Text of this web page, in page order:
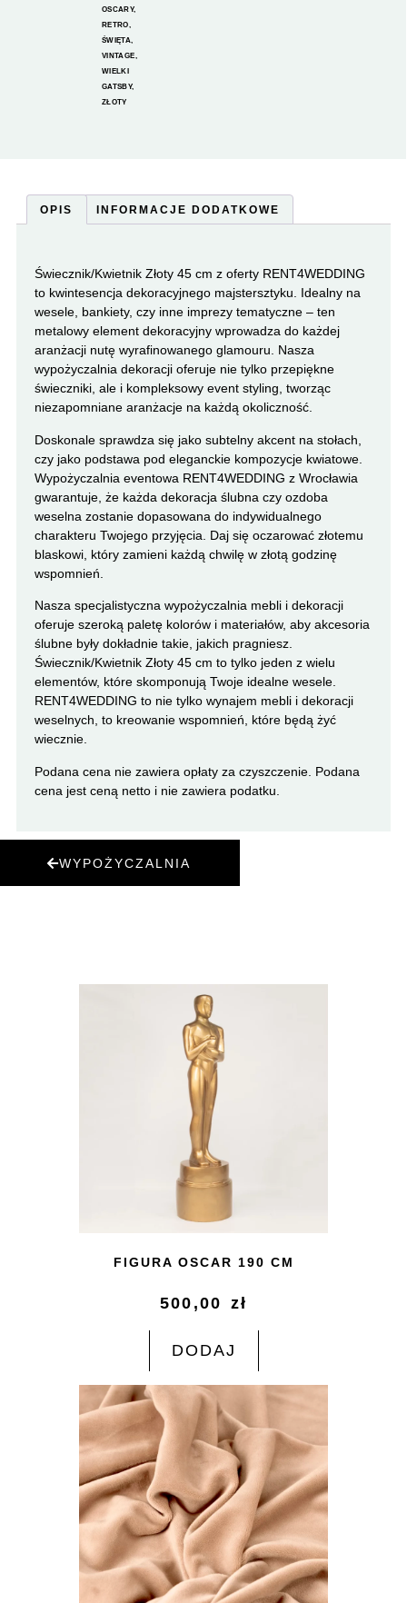
OSCARY,
RETRO
ŚWIĘTA
VINTAGE
WIELKI
GATSBY,
ZŁOTY
OPIS INFORMACJE DODATKOWE
Świecznik/Kwietnik Złoty 45 cm z oferty RENT4WEDDING
to kwintesencja dekoracyjnego majstersztyku. Idealny na
wesele, bankiety, czy inne imprezy tematyczne – ten
metalowy element dekoracyjny wprowadza do każdej
aranżacji nutę wyrafinowanego glamouru. Nasza
wypożyczalnia dekoracji oferuje nie tylko przepiękne
świeczniki, ale i kompleksowy event styling, tworząc
niezapomniane aranżacje na każdą okoliczność.
Doskonale sprawdza się jako subtelny akcent na stołach,
czy jako podstawa pod eleganckie kompozycje kwiatowe.
Wypożyczalnia eventowa RENT4WEDDING z Wrocławia
gwarantuje, że każda dekoracja ślubna czy ozdoba
weselna zostanie dopasowana do indywidualnego
charakteru Twojego przyjęcia. Daj się oczarować złotemu
blaskowi, który zamieni każdą chwilę w złotą godzinę
wspomnień.
Nasza specjalistyczna wypożyczalnia mebli i dekoracji
oferuje szeroką paletę kolorów i materiałów, aby akcesoria
ślubne były dokładnie takie, jakich pragniesz.
Świecznik/Kwietnik Złoty 45 cm to tylko jeden z wielu
elementów, które skomponują Twoje idealne wesele.
RENT4WEDDING to nie tylko wynajem mebli i dekoracji
weselnych, to kreowanie wspomnień, które będą żyć
wiecznie.
Podana cena nie zawiera opłaty za czyszczenie. Podana
cena jest ceną netto i nie zawiera podatku.
WYPOŻYCZALNIA
FIGURA OSCAR 190 CM
500,00 zł
DODAJ